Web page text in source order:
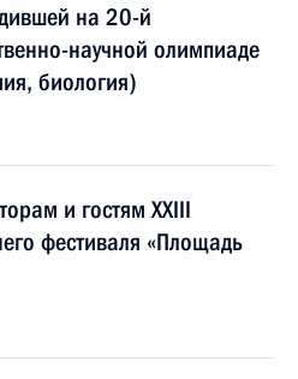
на 20-й
научной олимпиаде
биология)
и гостям XXIII
фестиваля «Площадь